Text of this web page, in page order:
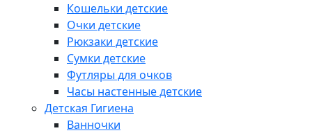
Кошельки детские
Очки детские
Рюкзаки детские
Сумки детские
Футляры для очков
Часы настенные детские
Детская Гигиена
Ванночки